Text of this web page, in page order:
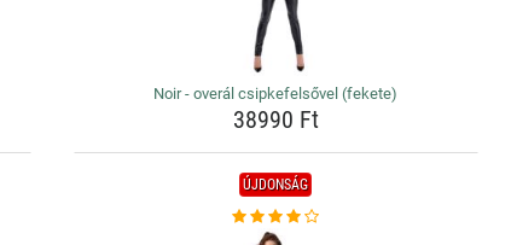
Noir - overál csipkefelsővel (fekete)
38990 Ft
ÚJDONSÁG